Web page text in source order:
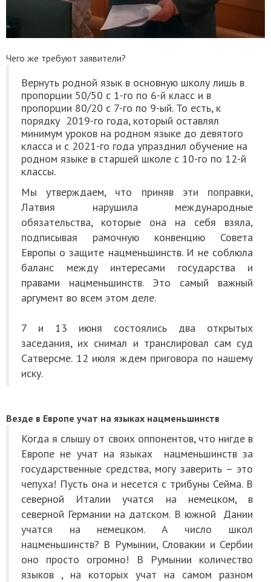
Чего же требуют заявители?
Вернуть родной язык в основную школу лишь в
пропорции 50/50 с 1-го по 6-й класс и в
пропорции 80/20 с 7-го по 9-ый. То есть, к
порядку 2019-го года, который оставлял
минимум уроков на родном языке до девятого
класса и с 2021-го года упразднил обучение на
родном языке в старшей школе с 10-го по 12-й
классы.
Мы утверждаем, что приняв эти поправки,
Латвия нарушила международные
обязательства, которые она на себя взяла,
подписывая рамочную конвенцию Совета
Европы о защите нацменьшинств. И не соблюла
баланс между интересами государства и
правами нацменьшинств. Это самый важный
аргумент во всем этом деле.
7 и 13 июня состоялись два открытых
заседания, их снимал и транслировал сам суд
Сатверсме. 12 июля ждем приговора по нашему
иску.
Везде в Европе учат на языках нацменьшинств
Когда я слышу от своих оппонентов, что нигде в
Европе не учат на языках нацменьшинств за
государственные средства, могу заверить – это
чепуха! Пусть она и несется с трибуны Сейма. В
северной Италии учатся на немецком, в
северной Германии на датском. В южной Дании
учатся на немецком. А число школ
нацменьшинств? В Румынии, Словакии и Сербии
оно просто огромно! В Румынии количество
языков , на которых учат на самом разном